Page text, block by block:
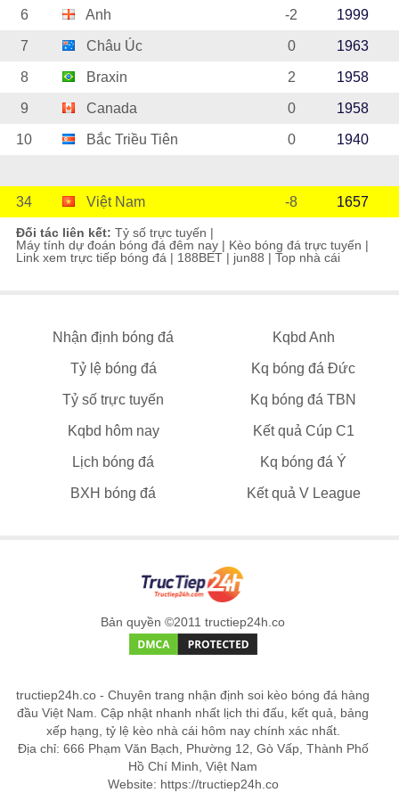
6 Anh -2 1999
7 Châu Úc 0 1963
8 Braxin 2 1958
9 Canada 0 1958
10 Bắc Triều Tiên 0 1940
34 Việt Nam -8 1657
Đối tác liên kết: Tỷ số trực tuyến |
Máy tính dự đoán bóng đá đêm nay | Kèo bóng đá trực tuyến |
Link xem trực tiếp bóng đá | 188BET | jun88 | Top nhà cái
Nhận định bóng đá Kqbd Anh
Tỷ lệ bóng đá Kq bóng đá Đức
Tỷ số trực tuyến Kq bóng đá TBN
Kqbd hôm nay Kết quả Cúp C1
Lịch bóng đá Kq bóng đá Ý
BXH bóng đá Kết quả V League
Bản quyền ©2011 tructiep24h.co
tructiep24h.co - Chuyên trang nhận định soi kèo bóng đá hàng
đầu Việt Nam. Cập nhật nhanh nhất lịch thi đấu, kết quả, bảng
xếp hạng, tỷ lệ kèo nhà cái hôm nay chính xác nhất.
Địa chỉ: 666 Phạm Văn Bạch, Phường 12, Gò Vấp, Thành Phố
Hồ Chí Minh, Việt Nam
Website: https://tructiep24h.co